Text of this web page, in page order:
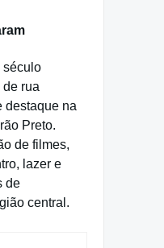
século
rua
destaque na
Preto.
de filmes,
lazer e
de
central.